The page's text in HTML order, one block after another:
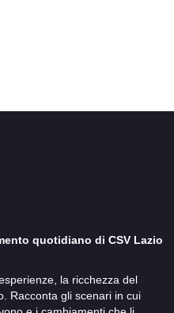
quotidiano di CSV Lazio
la ricchezza del
Racconta gli scenari in cui